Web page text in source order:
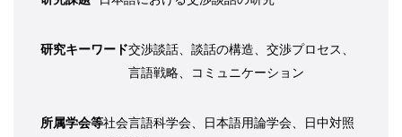
研究キーワード交渉談話、談話の構造、交渉プロセス、
言語戦略、コミュニケーション
所属学会等社会言語科学会、日本語用論学会、日中対照